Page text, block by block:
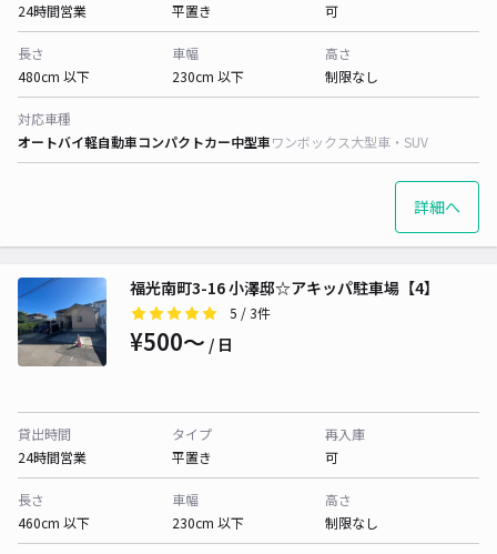
24時間営業
平置き
可
長さ
480cm 以下
車幅
230cm 以下
高さ
制限なし
対応車種
オートバイ軽自動車コンパクトカー中型車ワンボックス大型車・SUV
詳細へ
福光南町3-16 小澤邸☆アキッパ駐車場【4】
5 / 3件
¥500〜 / 日
貸出時間
24時間営業
タイプ
平置き
再入庫
可
長さ
460cm 以下
車幅
230cm 以下
高さ
制限なし